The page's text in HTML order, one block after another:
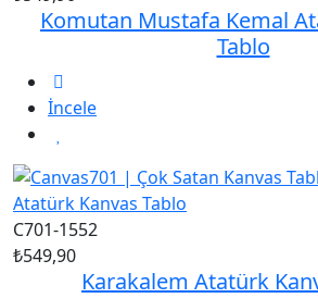
Komutan Mustafa Kemal
Tablo
İncele
C701-1552
₺549,90
Karakalem Atatürk